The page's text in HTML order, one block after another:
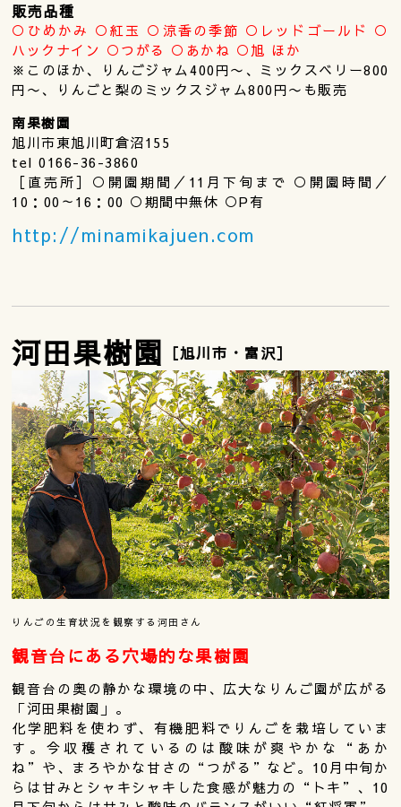
販売品種
○ひめかみ ○紅玉 ○涼香の季節 ○レッドゴールド ○
ハックナイン ○つがる ○あかね ○旭 ほか
※このほか、りんごジャム400円〜、ミックスベリー800
円〜、りんごと梨のミックスジャム800円〜も販売
南果樹園
旭川市東旭川町倉沼155
tel 0166-36-3860
［直売所］○開園期間／11月下旬まで ○開園時間／
10：00～16：00 ○期間中無休 ○P有
http://minamikajuen.com
河田果樹園 ［旭川市・富沢］
りんごの生育状況を観察する河田さん
観音台にある穴場的な果樹園
観音台の奥の静かな環境の中、広大なりんご園が広がる
「河田果樹園」。
化学肥料を使わず、有機肥料でりんごを栽培していま
す。今収穫されているのは酸味が爽やかな“あか
ね”や、まろやかな甘さの“つがる”など。10月中旬か
らは甘みとシャキシャキした食感が魅力の“トキ”、10